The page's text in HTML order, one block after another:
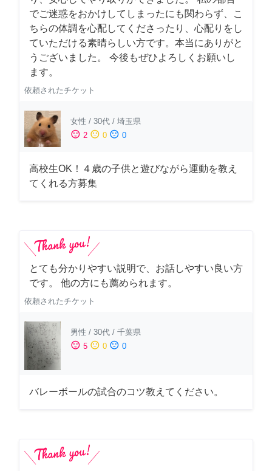
でご迷惑をおかけしてしまったにも関わらず、こ
ちらの体調を心配してくださったり、心配りをし
ていただける素晴らしい方です。本当にありがと
うございました。 今後もぜひよろしくお願いし
ます。
依頼されたチケット
女性 / 30代 / 埼玉県
sentiment_satisfied 2 sentiment_neutral 0 sentiment_dissatisfied 0
高校生OK！４歳の子供と遊びながら運動を教え
てくれる方募集
とても分かりやすい説明で、お話しやすい良い方
です。 他の方にも薦められます。
依頼されたチケット
男性 / 30代 / 千葉県
sentiment_satisfied 5 sentiment_neutral 0 sentiment_dissatisfied 0
バレーボールの試合のコツ教えてください。